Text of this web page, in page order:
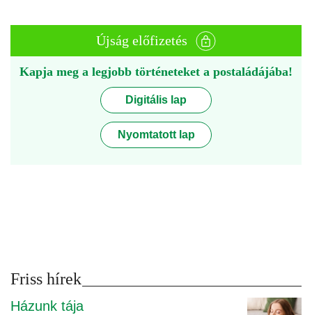
Újság előfizetés
Kapja meg a legjobb történeteket a postaládájába!
Digitális lap
Nyomtatott lap
Friss hírek
Házunk tája